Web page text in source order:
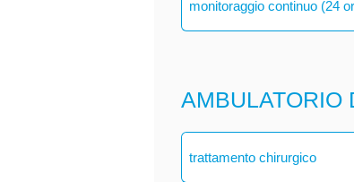
monitoraggio continuo (24
AMBULATORIO
trattamento chirurgico